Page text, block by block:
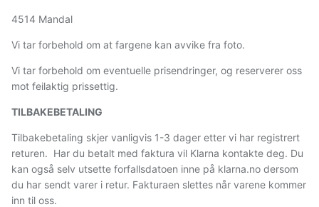
4514 Mandal
Vi tar forbehold om at fargene kan avvike fra foto.
Vi tar forbehold om eventuelle prisendringer, og reserverer oss
mot feilaktig prissettig.
TILBAKEBETALING
Tilbakebetaling skjer vanligvis 1-3 dager etter vi har registrert
returen. Har du betalt med faktura vil Klarna kontakte deg. Du
kan også selv utsette forfallsdatoen inne på klarna.no dersom
du har sendt varer i retur. Fakturaen slettes når varene kommer
inn til oss.